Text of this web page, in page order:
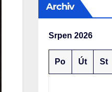
Archiv
Srpen 2026
Po Út St